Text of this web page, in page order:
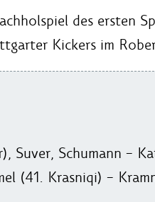
des ersten
Kickers im
Suver, Schumann –
(41. Krasniqi) –